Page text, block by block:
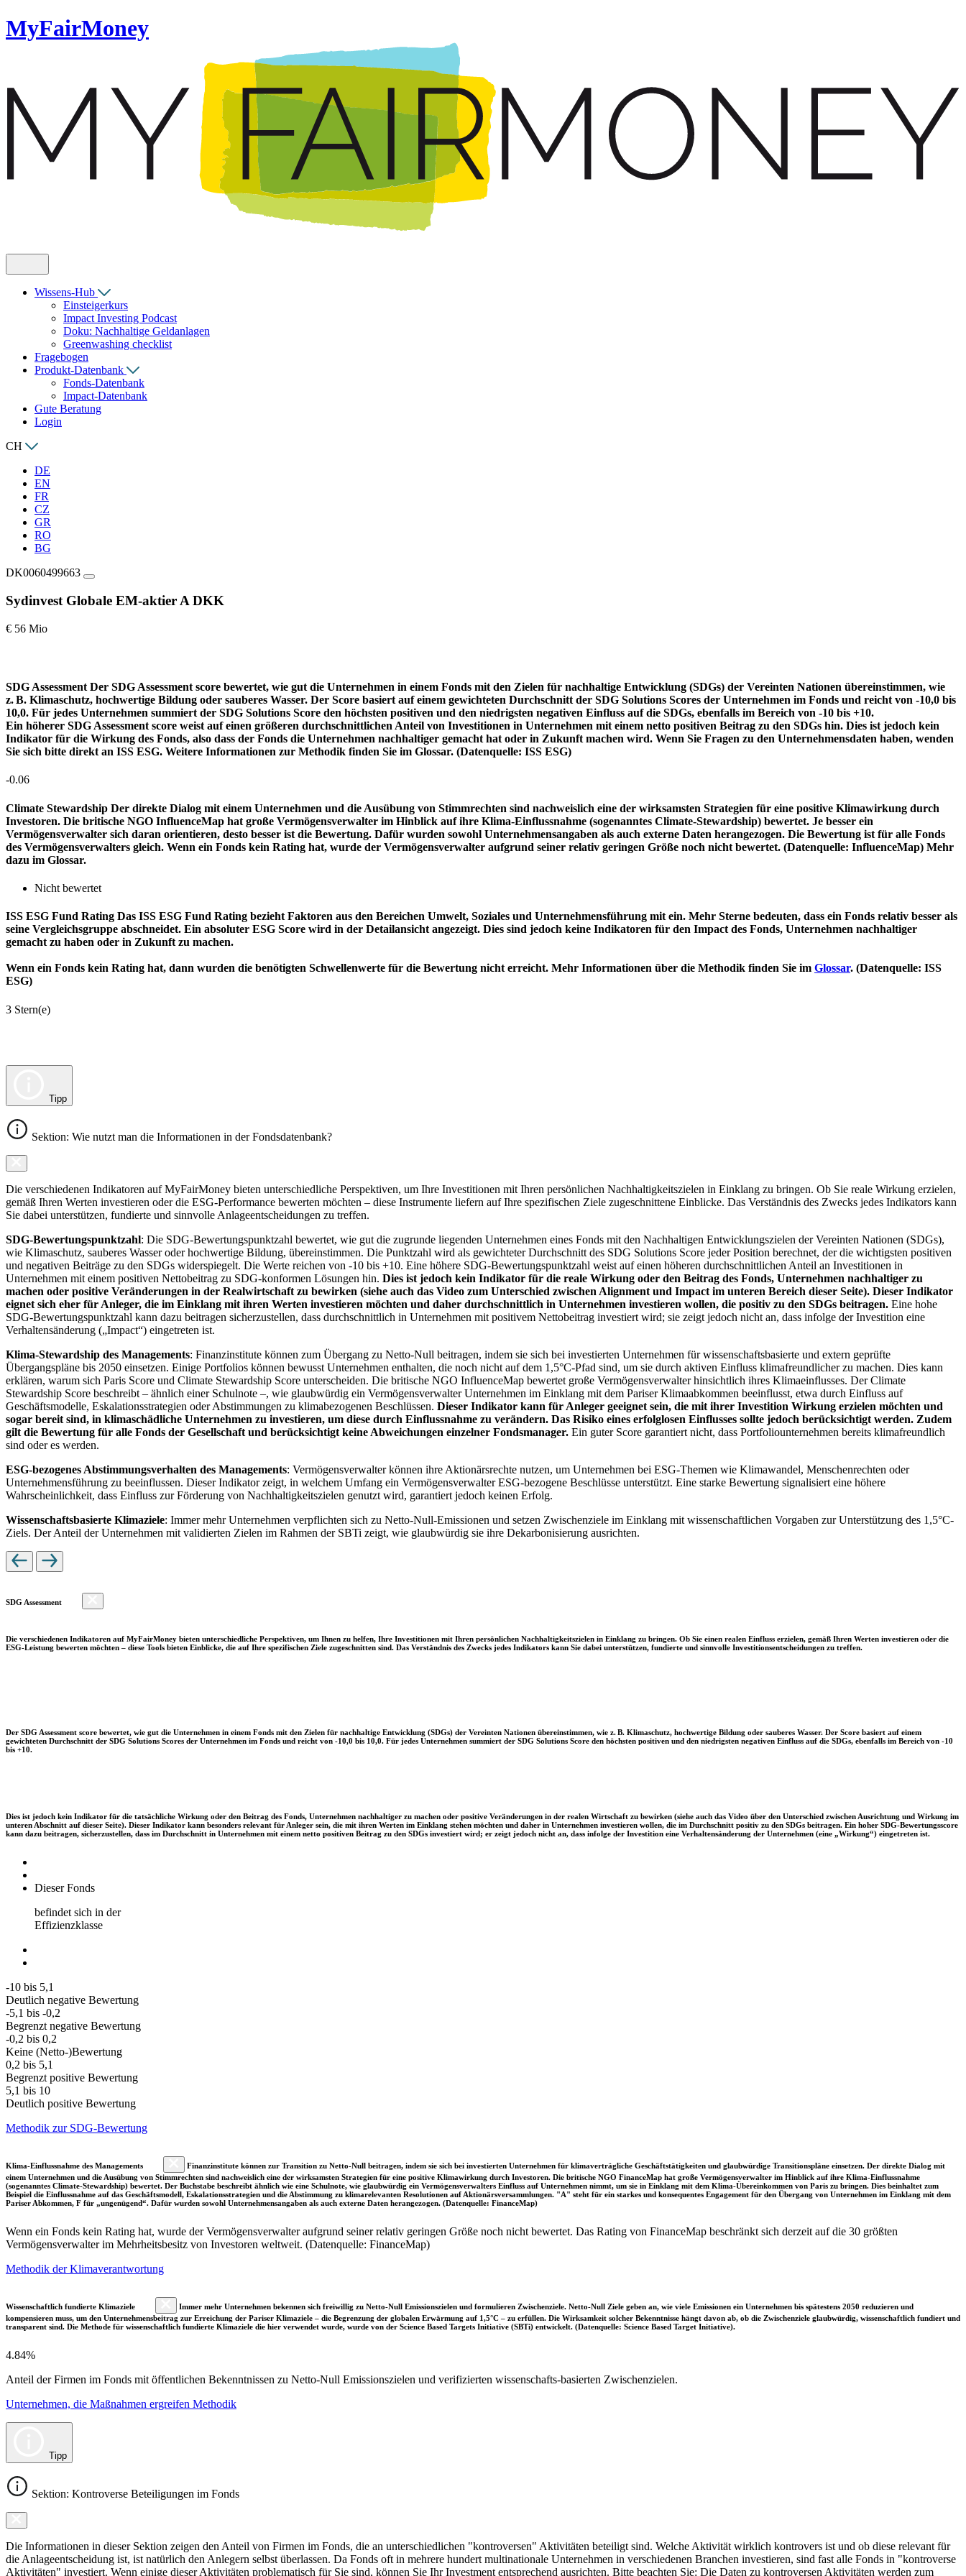
MyFairMoney
Wissens-Hub
Einsteigerkurs
Impact Investing Podcast
Doku: Nachhaltige Geldanlagen
Greenwashing checklist
Fragebogen
Produkt-Datenbank
Fonds-Datenbank
Impact-Datenbank
Gute Beratung
Login
CH
DE
EN
FR
CZ
GR
RO
BG
DK0060499663
Sydinvest Globale EM-aktier A DKK
€ 56 Mio
SDG Assessment Der SDG Assessment score bewertet, wie gut die Unternehmen in einem Fonds mit den Zielen für nachhaltige Entwicklung (SDGs) der Vereinten Nationen übereinstimmen, wie
z. B. Klimaschutz, hochwertige Bildung oder sauberes Wasser. Der Score basiert auf einem gewichteten Durchschnitt der SDG Solutions Scores der Unternehmen im Fonds und reicht von -10,0 bis
10,0. Für jedes Unternehmen summiert der SDG Solutions Score den höchsten positiven und den niedrigsten negativen Einfluss auf die SDGs, ebenfalls im Bereich von -10 bis +10.
Ein höherer SDG Assessment score weist auf einen größeren durchschnittlichen Anteil von Investitionen in Unternehmen mit einem netto positiven Beitrag zu den SDGs hin. Dies ist jedoch kein
Indikator für die Wirkung des Fonds, also dass der Fonds die Unternehmen nachhaltiger gemacht hat oder in Zukunft machen wird. Wenn Sie Fragen zu den Unternehmensdaten haben, wenden
Sie sich bitte direkt an ISS ESG. Weitere Informationen zur Methodik finden Sie im Glossar. (Datenquelle: ISS ESG)
-0.06
Climate Stewardship Der direkte Dialog mit einem Unternehmen und die Ausübung von Stimmrechten sind nachweislich eine der wirksamsten Strategien für eine positive Klimawirkung durch
Investoren. Die britische NGO InfluenceMap hat große Vermögensverwalter im Hinblick auf ihre Klima-Einflussnahme (sogenanntes Climate-Stewardship) bewertet. Je besser ein
Vermögensverwalter sich daran orientieren, desto besser ist die Bewertung. Dafür wurden sowohl Unternehmensangaben als auch externe Daten herangezogen. Die Bewertung ist für alle Fonds
des Vermögensverwalters gleich. Wenn ein Fonds kein Rating hat, wurde der Vermögensverwalter aufgrund seiner relativ geringen Größe noch nicht bewertet. (Datenquelle: InfluenceMap) Mehr
dazu im Glossar.
Nicht bewertet
ISS ESG Fund Rating Das ISS ESG Fund Rating bezieht Faktoren aus den Bereichen Umwelt, Soziales und Unternehmensführung mit ein. Mehr Sterne bedeuten, dass ein Fonds relativ besser als
seine Vergleichsgruppe abschneidet. Ein absoluter ESG Score wird in der Detailansicht angezeigt. Dies sind jedoch keine Indikatoren für den Impact des Fonds, Unternehmen nachhaltiger
gemacht zu haben oder in Zukunft zu machen.
Wenn ein Fonds kein Rating hat, dann wurden die benötigten Schwellenwerte für die Bewertung nicht erreicht. Mehr Informationen über die Methodik finden Sie im Glossar. (Datenquelle: ISS
ESG)
3 Stern(e)
Tipp
Sektion: Wie nutzt man die Informationen in der Fondsdatenbank?
Die verschiedenen Indikatoren auf MyFairMoney bieten unterschiedliche Perspektiven, um Ihre Investitionen mit Ihren persönlichen Nachhaltigkeitszielen in Einklang zu bringen. Ob Sie reale Wirkung erzielen,
gemäß Ihren Werten investieren oder die ESG-Performance bewerten möchten – diese Instrumente liefern auf Ihre spezifischen Ziele zugeschnittene Einblicke. Das Verständnis des Zwecks jedes Indikators kann
Sie dabei unterstützen, fundierte und sinnvolle Anlageentscheidungen zu treffen.
SDG-Bewertungspunktzahl: Die SDG-Bewertungspunktzahl bewertet, wie gut die zugrunde liegenden Unternehmen eines Fonds mit den Nachhaltigen Entwicklungszielen der Vereinten Nationen (SDGs),
wie Klimaschutz, sauberes Wasser oder hochwertige Bildung, übereinstimmen. Die Punktzahl wird als gewichteter Durchschnitt des SDG Solutions Score jeder Position berechnet, der die wichtigsten positiven
und negativen Beiträge zu den SDGs widerspiegelt. Die Werte reichen von -10 bis +10. Eine höhere SDG-Bewertungspunktzahl weist auf einen höheren durchschnittlichen Anteil an Investitionen in
Unternehmen mit einem positiven Nettobeitrag zu SDG-konformen Lösungen hin. Dies ist jedoch kein Indikator für die reale Wirkung oder den Beitrag des Fonds, Unternehmen nachhaltiger zu
machen oder positive Veränderungen in der Realwirtschaft zu bewirken (siehe auch das Video zum Unterschied zwischen Alignment und Impact im unteren Bereich dieser Seite). Dieser Indikator
eignet sich eher für Anleger, die im Einklang mit ihren Werten investieren möchten und daher durchschnittlich in Unternehmen investieren wollen, die positiv zu den SDGs beitragen. Eine hohe
SDG-Bewertungspunktzahl kann dazu beitragen sicherzustellen, dass durchschnittlich in Unternehmen mit positivem Nettobeitrag investiert wird; sie zeigt jedoch nicht an, dass infolge der Investition eine
Verhaltensänderung („Impact“) eingetreten ist.
Klima-Stewardship des Managements: Finanzinstitute können zum Übergang zu Netto-Null beitragen, indem sie sich bei investierten Unternehmen für wissenschaftsbasierte und extern geprüfte
Übergangspläne bis 2050 einsetzen. Einige Portfolios können bewusst Unternehmen enthalten, die noch nicht auf dem 1,5°C-Pfad sind, um sie durch aktiven Einfluss klimafreundlicher zu machen. Dies kann
erklären, warum sich Paris Score und Climate Stewardship Score unterscheiden. Die britische NGO InfluenceMap bewertet große Vermögensverwalter hinsichtlich ihres Klimaeinflusses. Der Climate
Stewardship Score beschreibt – ähnlich einer Schulnote –, wie glaubwürdig ein Vermögensverwalter Unternehmen im Einklang mit dem Pariser Klimaabkommen beeinflusst, etwa durch Einfluss auf
Geschäftsmodelle, Eskalationsstrategien oder Abstimmungen zu klimabezogenen Beschlüssen. Dieser Indikator kann für Anleger geeignet sein, die mit ihrer Investition Wirkung erzielen möchten und
sogar bereit sind, in klimaschädliche Unternehmen zu investieren, um diese durch Einflussnahme zu verändern. Das Risiko eines erfolglosen Einflusses sollte jedoch berücksichtigt werden. Zudem
gilt die Bewertung für alle Fonds der Gesellschaft und berücksichtigt keine Abweichungen einzelner Fondsmanager. Ein guter Score garantiert nicht, dass Portfoliounternehmen bereits klimafreundlich
sind oder es werden.
ESG-bezogenes Abstimmungsverhalten des Managements: Vermögensverwalter können ihre Aktionärsrechte nutzen, um Unternehmen bei ESG-Themen wie Klimawandel, Menschenrechten oder
Unternehmensführung zu beeinflussen. Dieser Indikator zeigt, in welchem Umfang ein Vermögensverwalter ESG-bezogene Beschlüsse unterstützt. Eine starke Bewertung signalisiert eine höhere
Wahrscheinlichkeit, dass Einfluss zur Förderung von Nachhaltigkeitszielen genutzt wird, garantiert jedoch keinen Erfolg.
Wissenschaftsbasierte Klimaziele: Immer mehr Unternehmen verpflichten sich zu Netto-Null-Emissionen und setzen Zwischenziele im Einklang mit wissenschaftlichen Vorgaben zur Unterstützung des 1,5°C-
Ziels. Der Anteil der Unternehmen mit validierten Zielen im Rahmen der SBTi zeigt, wie glaubwürdig sie ihre Dekarbonisierung ausrichten.
SDG Assessment
Die verschiedenen Indikatoren auf MyFairMoney bieten unterschiedliche Perspektiven, um Ihnen zu helfen, Ihre Investitionen mit Ihren persönlichen Nachhaltigkeitszielen in Einklang zu bringen. Ob Sie einen realen Einfluss erzielen, gemäß Ihren Werten investieren oder die
ESG-Leistung bewerten möchten – diese Tools bieten Einblicke, die auf Ihre spezifischen Ziele zugeschnitten sind. Das Verständnis des Zwecks jedes Indikators kann Sie dabei unterstützen, fundierte und sinnvolle Investitionsentscheidungen zu treffen.
Der SDG Assessment score bewertet, wie gut die Unternehmen in einem Fonds mit den Zielen für nachhaltige Entwicklung (SDGs) der Vereinten Nationen übereinstimmen, wie z. B. Klimaschutz, hochwertige Bildung oder sauberes Wasser. Der Score basiert auf einem
gewichteten Durchschnitt der SDG Solutions Scores der Unternehmen im Fonds und reicht von -10,0 bis 10,0. Für jedes Unternehmen summiert der SDG Solutions Score den höchsten positiven und den niedrigsten negativen Einfluss auf die SDGs, ebenfalls im Bereich von -10
bis +10.
Dies ist jedoch kein Indikator für die tatsächliche Wirkung oder den Beitrag des Fonds, Unternehmen nachhaltiger zu machen oder positive Veränderungen in der realen Wirtschaft zu bewirken (siehe auch das Video über den Unterschied zwischen Ausrichtung und Wirkung im
unteren Abschnitt auf dieser Seite). Dieser Indikator kann besonders relevant für Anleger sein, die mit ihren Werten im Einklang stehen möchten und daher in Unternehmen investieren wollen, die im Durchschnitt positiv zu den SDGs beitragen. Ein hoher SDG-Bewertungsscore
kann dazu beitragen, sicherzustellen, dass im Durchschnitt in Unternehmen mit einem netto positiven Beitrag zu den SDGs investiert wird; er zeigt jedoch nicht an, dass infolge der Investition eine Verhaltensänderung der Unternehmen (eine „Wirkung“) eingetreten ist.
Dieser Fonds
befindet sich in der
Effizienzklasse
-10 bis 5,1
Deutlich negative Bewertung
-5,1 bis -0,2
Begrenzt negative Bewertung
-0,2 bis 0,2
Keine (Netto-)Bewertung
0,2 bis 5,1
Begrenzt positive Bewertung
5,1 bis 10
Deutlich positive Bewertung
Methodik zur SDG-Bewertung
Klima-Einflussnahme des Managements
Finanzinstitute können zur Transition zu Netto-Null beitragen, indem sie sich bei investierten Unternehmen für klimaverträgliche Geschäftstätigkeiten und glaubwürdige Transitionspläne einsetzen. Der direkte Dialog mit
einem Unternehmen und die Ausübung von Stimmrechten sind nachweislich eine der wirksamsten Strategien für eine positive Klimawirkung durch Investoren. Die britische NGO FinanceMap hat große Vermögensverwalter im Hinblick auf ihre Klima-Einflussnahme
(sogenanntes Climate-Stewardship) bewertet. Der Buchstabe beschreibt ähnlich wie eine Schulnote, wie glaubwürdig ein Vermögensverwalters Einfluss auf Unternehmen nimmt, um sie in Einklang mit dem Klima-Übereinkommen von Paris zu bringen. Dies beinhaltet zum
Beispiel die Einflussnahme auf das Geschäftsmodell, Eskalationsstrategien und die Abstimmung zu klimarelevanten Resolutionen auf Aktionärsversammlungen. "A" steht für ein starkes und konsequentes Engagement für den Übergang von Unternehmen im Einklang mit dem
Pariser Abkommen, F für „ungenügend“. Dafür wurden sowohl Unternehmensangaben als auch externe Daten herangezogen. (Datenquelle: FinanceMap)
Wenn ein Fonds kein Rating hat, wurde der Vermögensverwalter aufgrund seiner relativ geringen Größe noch nicht bewertet. Das Rating von FinanceMap beschränkt sich derzeit auf die 30 größten
Vermögensverwalter im Mehrheitsbesitz von Investoren weltweit. (Datenquelle: FinanceMap)
Methodik der Klimaverantwortung
Wissenschaftlich fundierte Klimaziele
Immer mehr Unternehmen bekennen sich freiwillig zu Netto-Null Emissionszielen und formulieren Zwischenziele. Netto-Null Ziele geben an, wie viele Emissionen ein Unternehmen bis spätestens 2050 reduzieren und
kompensieren muss, um den Unternehmensbeitrag zur Erreichung der Pariser Klimaziele – die Begrenzung der globalen Erwärmung auf 1,5°C – zu erfüllen. Die Wirksamkeit solcher Bekenntnisse hängt davon ab, ob die Zwischenziele glaubwürdig, wissenschaftlich fundiert und
transparent sind. Die Methode für wissenschaftlich fundierte Klimaziele die hier verwendet wurde, wurde von der Science Based Targets Initiative (SBTi) entwickelt. (Datenquelle: Science Based Target Initiative).
4.84%
Anteil der Firmen im Fonds mit öffentlichen Bekenntnissen zu Netto-Null Emissionszielen und verifizierten wissenschafts-basierten Zwischenzielen.
Unternehmen, die Maßnahmen ergreifen Methodik
Tipp
Sektion: Kontroverse Beteiligungen im Fonds
Die Informationen in dieser Sektion zeigen den Anteil von Firmen im Fonds, die an unterschiedlichen "kontroversen" Aktivitäten beteiligt sind. Welche Aktivität wirklich kontrovers ist und ob diese relevant für
die Anlageentscheidung ist, ist natürlich den Anlegern selbst überlassen. Da Fonds oft in mehrere hundert multinationale Unternehmen in verschiedenen Branchen investieren, sind fast alle Fonds in "kontroverse
Aktivitäten" investiert. Wenn einige dieser Aktivitäten problematisch für Sie sind, können Sie Ihr Investment entsprechend ausrichten. Bitte beachten Sie: Die Daten zu kontroversen Aktivitäten werden zum